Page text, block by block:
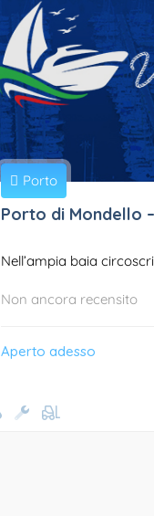
Porto
Porto di Mondello
Nell’ampia baia
Non ancora recensito
Aperto adesso